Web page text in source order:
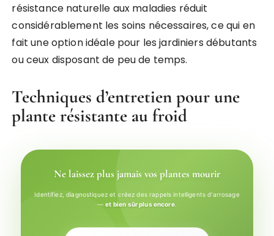
résistance naturelle aux maladies réduit
considérablement les soins nécessaires, ce qui en
fait une option idéale pour les jardiniers débutants
ou ceux disposant de peu de temps.
Techniques d’entretien pour une
plante résistante au froid
Ne laissez plus jamais vos plantes mourir
Identifiez, diagnostiquez et créez des rappels intelligents d'arrosage
—et bien sûr plus encore.